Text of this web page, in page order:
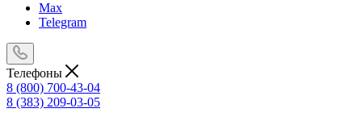
Max
Telegram
Телефоны
8 (800) 700-43-04
8 (383) 209-03-05